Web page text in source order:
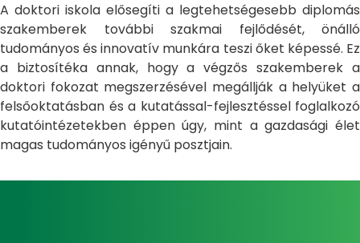
A doktori iskola elősegíti a legtehetségesebb diplomás
szakemberek további szakmai fejlődését, önálló
tudományos és innovatív munkára teszi őket képessé. Ez
a biztosítéka annak, hogy a végzős szakemberek a
doktori fokozat megszerzésével megállják a helyüket a
felsőoktatásban és a kutatással-fejlesztéssel foglalkozó
kutatóintézetekben éppen úgy, mint a gazdasági élet
magas tudományos igényű posztjain.